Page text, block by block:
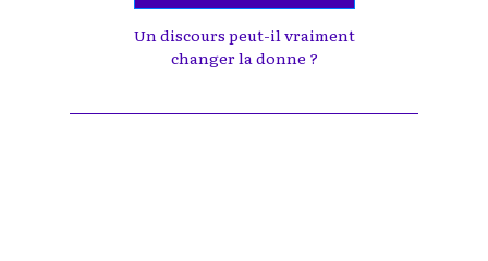
Un discours peut-il vraiment
changer la donne ?